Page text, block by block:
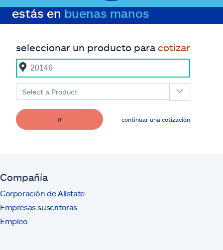
estás en buenas manos
seleccionar un producto para cotizar
Select a Product
ir continuar una cotización
Compañía
Corporación de Allstate
Empresas suscritoras
Empleo